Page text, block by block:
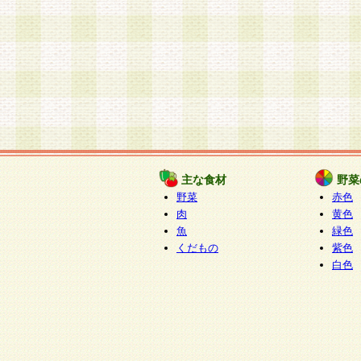
主な食材
野菜
肉
魚
くだもの
野
赤色
黄色
緑色
紫色
白色